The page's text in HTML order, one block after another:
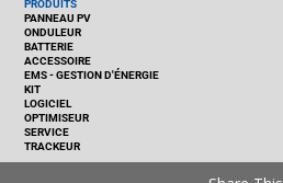
PRODUITS
PANNEAU PV
ONDULEUR
BATTERIE
ACCESSOIRE
EMS - GESTION D'ÉNERGIE
KIT
LOGICIEL
OPTIMISEUR
SERVICE
TRACKEUR